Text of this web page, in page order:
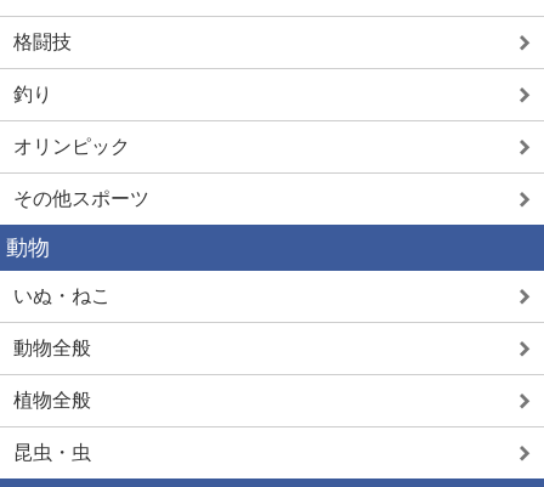
格闘技
釣り
オリンピック
その他スポーツ
動物
いぬ・ねこ
動物全般
植物全般
昆虫・虫